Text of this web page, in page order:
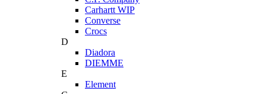
Carhartt WIP
Converse
Crocs
D
Diadora
DIEMME
E
Element